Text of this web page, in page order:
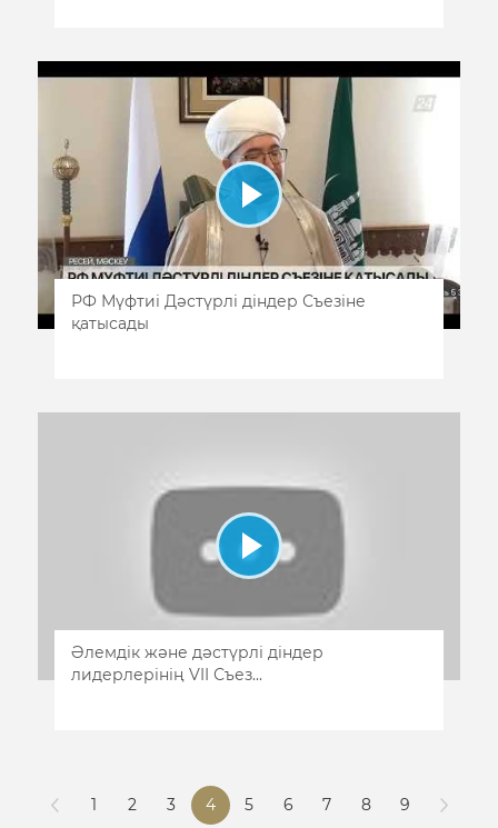
РФ Мүфтиі Дәстүрлі діндер Съезіне
қатысады
Әлемдік және дәстүрлі діндер
лидерлерінің VII Съез...
1 2 3 4 5 6 7 8 9